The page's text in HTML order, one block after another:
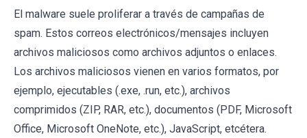
El malware suele proliferar a través de campañas de
spam. Estos correos electrónicos/mensajes incluyen
archivos maliciosos como archivos adjuntos o enlaces.
Los archivos maliciosos vienen en varios formatos, por
ejemplo, ejecutables (.exe, .run, etc.), archivos
comprimidos (ZIP, RAR, etc.), documentos (PDF, Microsoft
Office, Microsoft OneNote, etc.), JavaScript, etcétera.